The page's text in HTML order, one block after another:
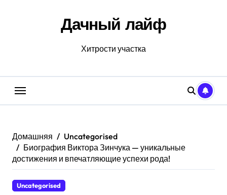
Дачный лайф
Хитрости участка
Домашняя
Uncategorised
Биография Виктора Зинчука — уникальные
достижения и впечатляющие успехи рода!
Uncategorised